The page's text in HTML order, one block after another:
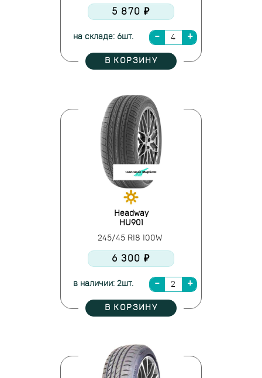
5 870 ₽
на складе: 6шт.
В КОРЗИНУ
Headway
HU901
245/45 R18 100W
6 300 ₽
в наличии: 2шт.
В КОРЗИНУ